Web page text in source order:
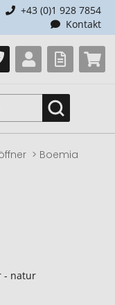
+43 (0)1 928 7854
Kontakt
Boemia